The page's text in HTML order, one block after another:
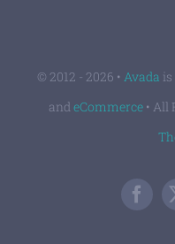
© 2012 - 2026 • Avada is
andeCommerce• All